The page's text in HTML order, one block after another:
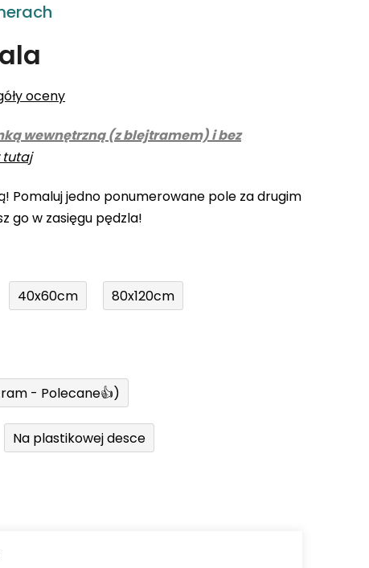
oceny
wewnętrzną (z blejtramem) i bez
tutaj
Pomaluj jedno ponumerowane pole za drugim
go w zasięgu pędzla!
40x60cm 80x120cm
- Polecane👍)
Na plastikowej desce